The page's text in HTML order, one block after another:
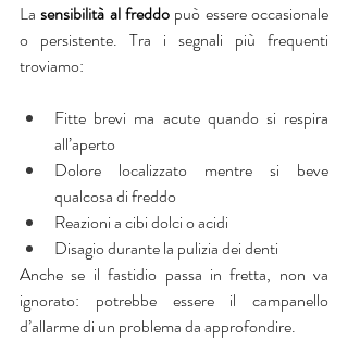
La sensibilità al freddo può essere occasionale
o persistente. Tra i segnali più frequenti
troviamo:
Fitte brevi ma acute quando si respira
all’aperto
Dolore localizzato mentre si beve
qualcosa di freddo
Reazioni a cibi dolci o acidi
Disagio durante la pulizia dei denti
Anche se il fastidio passa in fretta, non va
ignorato: potrebbe essere il campanello
d’allarme di un problema da approfondire.